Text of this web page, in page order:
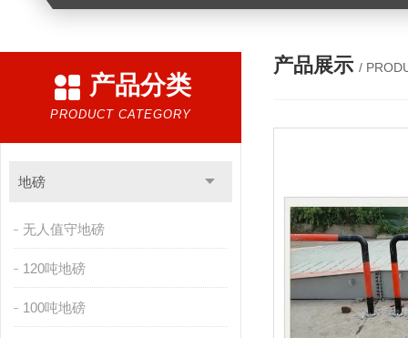
产品分类
PRODUCT CATEGORY
地磅
无人值守地磅
120吨地磅
100吨地磅
产品展示 /